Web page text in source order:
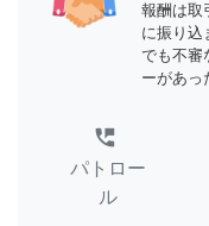
報酬は取
に振り込
でも不審
ーがあっ
perm_phone_msg
パトロー
ル